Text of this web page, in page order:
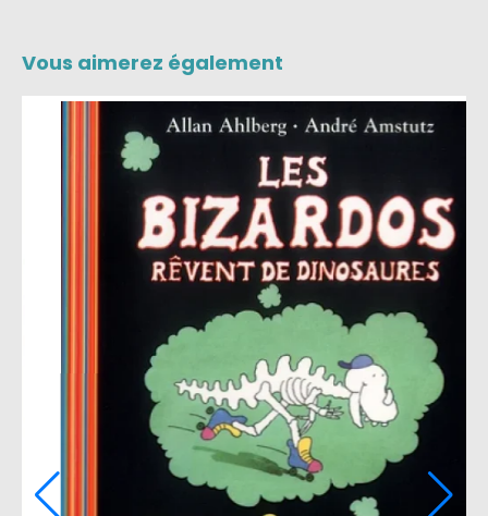
Vous aimerez également